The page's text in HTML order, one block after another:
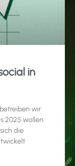
in
wir
2025 wollen
die